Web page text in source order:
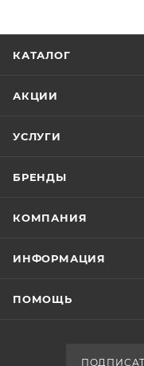
КАТАЛОГ
АКЦИИ
УСЛУГИ
БРЕНДЫ
КОМПАНИЯ
ИНФОРМАЦИЯ
ПОМОЩЬ